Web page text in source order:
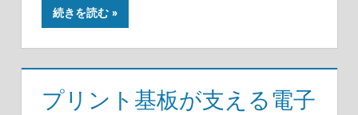
続きを読む
プリント基板が支える電子